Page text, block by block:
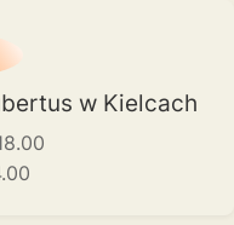
w Kielcach